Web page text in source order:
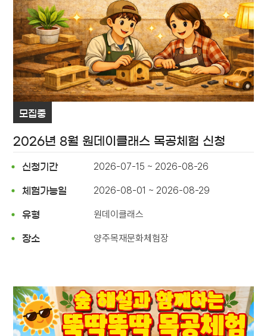
모집중
2026년 8월 원데이클래스 목공체험 신청
신청기간 2026-07-15 ~ 2026-08-26
체험가능일 2026-08-01 ~ 2026-08-29
유형 원데이클래스
장소 양주목재문화체험장